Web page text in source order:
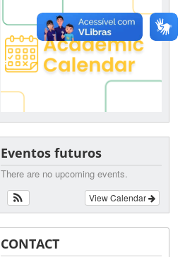
Eventos futuros
There are no upcoming events.
View Calendar
CONTACT